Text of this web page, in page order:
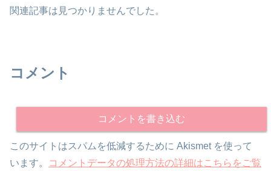
関連記事は見つかりませんでした。
コメント
コメントを書き込む
このサイトはスパムを低減するために Akismet を使って
います。
コメントデータの処理方法の詳細はこちらをご覧